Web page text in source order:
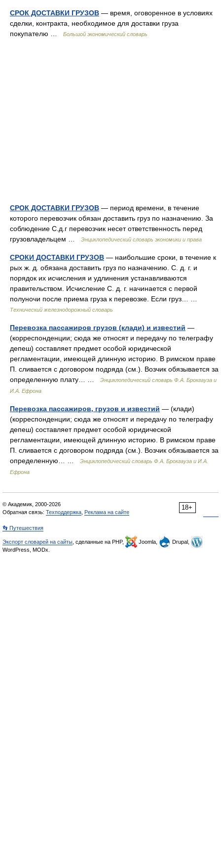
СРОК ДОСТАВКИ ГРУЗОВ — время, оговоренное в условиях
сделки, контракта, необходимое для доставки груза
покупателю …
Большой экономический словарь
СРОК ДОСТАВКИ ГРУЗОВ — период времени, в течение
которого перевозчик обязан доставить груз по назначению. За
соблюдение С.д.г перевозчик несет ответственность перед
грузовладельцем …
Энциклопедический словарь экономики и права
СРОКИ ДОСТАВКИ ГРУЗОВ — наибольшие сроки, в течение к
рых ж. д. обязана доставить груз по назначению. С. д. г. и
порядок их исчисления и удлинения устанавливаются
правительством. Исчисление С. д. г. начинается с первой
полуночи после приема груза к перевозке. Если груз… …
Технический железнодорожный словарь
Перевозка пассажиров грузов (клади) и известий —
(корреспонденции; сюда же относят и передачу по телеграфу
депеш) составляет предмет особой юридической
регламентации, имеющей длинную историю. В римском праве
П. сливается с договором подряда (см.). Возчик обязывается за
определенную плату… …
Энциклопедический словарь Ф.А. Брокгауза и
И.А. Ефрона
Перевозка пассажиров, грузов и известий — (клади)
(корреспонденции; сюда же относят и передачу по телеграфу
депеш) составляет предмет особой юридической
регламентации, имеющей длинную историю. В римском праве
П. сливается с договором подряда (см.). Возчик обязывается за
определенную… …
Энциклопедический словарь Ф.А. Брокгауза и И.А.
Ефрона
18+
© Академик, 2000-2026
Обратная связь: Техподдержка Реклама на сайте
👣 Путешествия
Экспорт словарей на сайты , сделанные на PHP, Joomla,
Drupal,
WordPress, MODx.